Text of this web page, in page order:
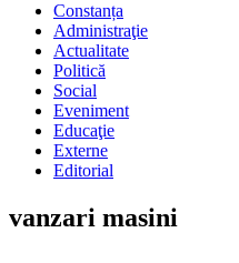
Constanța
Administraţie
Actualitate
Politică
Social
Eveniment
Educaţie
Externe
Editorial
vanzari masini